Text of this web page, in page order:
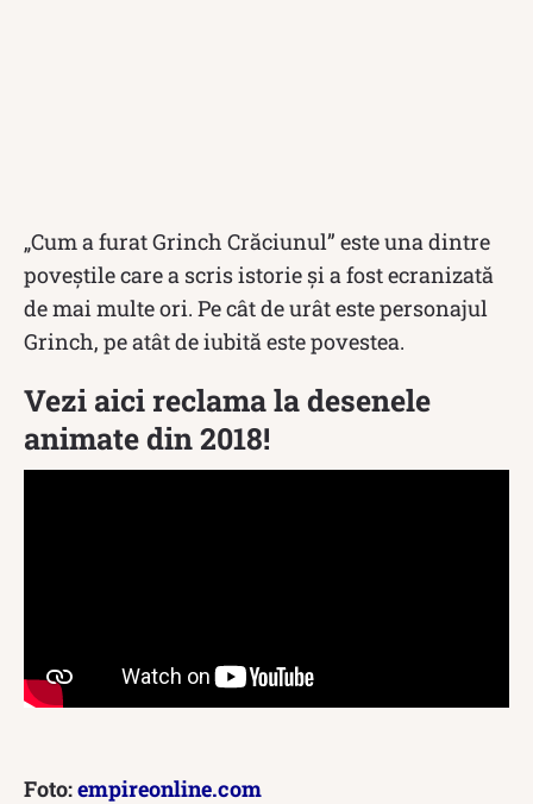
„Cum a furat Grinch Crăciunul” este una dintre
poveștile care a scris istorie și a fost ecranizată
de mai multe ori. Pe cât de urât este personajul
Grinch, pe atât de iubită este povestea.
Vezi aici reclama la desenele
animate din 2018!
Foto:empireonline.com